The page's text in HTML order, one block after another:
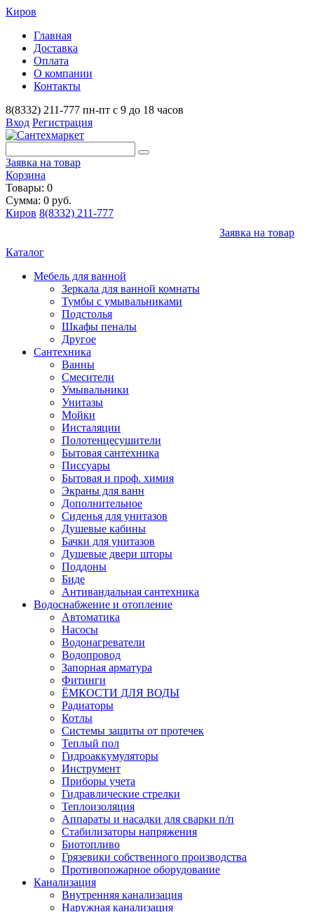
Киров
Главная
Доставка
Оплата
О компании
Контакты
8(8332) 211-777 пн-пт с 9 до 18 часов
Вход Регистрация
Заявка на товар
Корзина
Товары: 0
Сумма: 0 руб.
Киров 8(8332) 211-777
Заявка на товар
Каталог
Мебель для ванной
Зеркала для ванной комнаты
Тумбы с умывальниками
Подстолья
Шкафы пеналы
Другое
Сантехника
Ванны
Смесители
Умывальники
Унитазы
Мойки
Инсталяции
Полотенцесушители
Бытовая сантехника
Писсуары
Бытовая и проф. химия
Экраны для ванн
Дополнительное
Сиденья для унитазов
Душевые кабины
Бачки для унитазов
Душевые двери шторы
Поддоны
Биде
Антивандальная сантехника
Водоснабжение и отопление
Автоматика
Насосы
Водонагреватели
Водопровод
Запорная арматура
Фитинги
ЁМКОСТИ ДЛЯ ВОДЫ
Радиаторы
Котлы
Системы защиты от протечек
Теплый пол
Гидроаккумуляторы
Инструмент
Приборы учета
Гидравлические стрелки
Теплоизоляция
Аппараты и насадки для сварки п/п
Стабилизаторы напряжения
Биотопливо
Грязевики собственного производства
Противопожарное оборудование
Канализация
Внутренняя канализация
Наружная канализация